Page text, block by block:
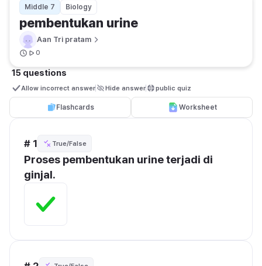
Middle 7 Biology
pembentukan urine
Aan Tri pratam
0
15 questions
Allow incorrect answer Hide answer public quiz
Flashcards Worksheet
# 1 True/False
Proses pembentukan urine terjadi di
ginjal.